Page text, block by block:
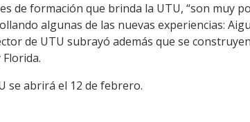
de formación que brinda la UTU, “son muy
algunas de las nuevas experiencias:
de UTU subrayó además que se
se abrirá el 12 de febrero.